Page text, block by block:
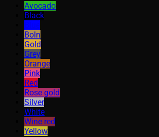
Avocado
Black
Boln
Gold
Grey
Orange
Pink
Red
Rose gold
Silver
White
Wine red
Yellow